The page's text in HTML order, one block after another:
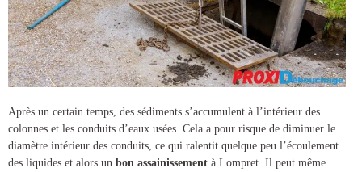
Après un certain temps, des sédiments s’accumulent à l’intérieur des
colonnes et les conduits d’eaux usées. Cela a pour risque de diminuer le
diamètre intérieur des conduits, ce qui ralentit quelque peu l’écoulement
des liquides et alors un bon assainissement à Lompret . Il peut même